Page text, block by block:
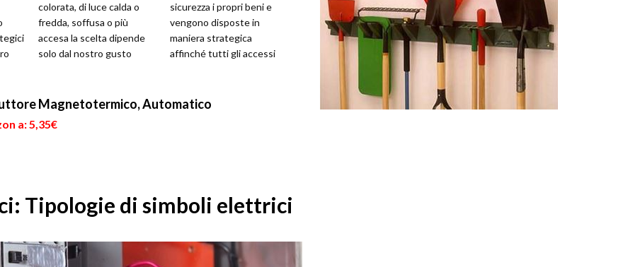
colorata, di luce calda o
fredda, soffusa o più
accesa la scelta dipende
solo dal nostro gusto
sicurezza i propri beni e
vengono disposte in
maniera strategica
affinché tutti gli accessi
costantemente....
Magnetotermico, Automatico
a: 5,35€
Tipologie di simboli elettrici